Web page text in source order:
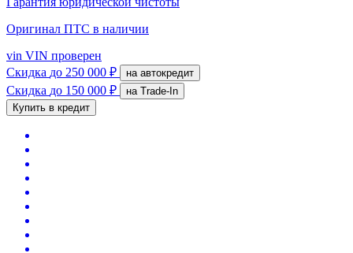
Оригинал ПТС в наличии
vin VIN проверен
Скидка до 250 000 ₽ на автокредит
Скидка до 150 000 ₽
на Trade-In
Купить в кредит